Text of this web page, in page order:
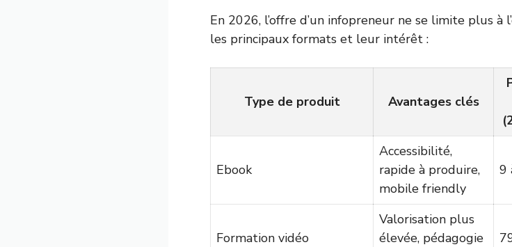
En 2026, l’offre d’un infopreneur ne se limite plus à
les principaux formats et leur intérêt :
Type de produit Avantages clés
Ebook
Accessibilité,
rapide à produire,
mobile friendly
9
Formation vidéo
Valorisation plus
élevée, pédagogie